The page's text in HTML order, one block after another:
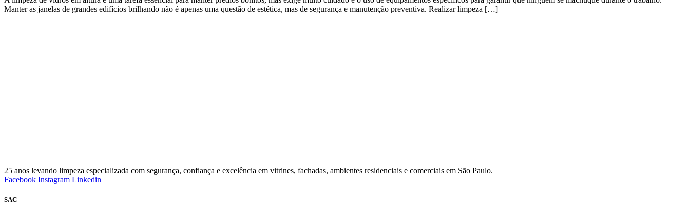
Manter as janelas de grandes edifícios brilhando não é apenas uma questão de estética, mas de segurança e manutenção preventiva. Realizar limpeza […]
25 anos levando limpeza especializada com segurança, confiança e excelência em vitrines, fachadas, ambientes residenciais e comerciais em São Paulo.
Facebook Instagram Linkedin
SAC